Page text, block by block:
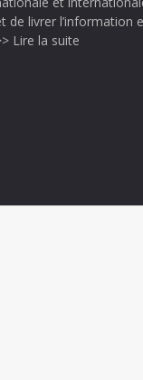
de livrer l’information
Lire la suite